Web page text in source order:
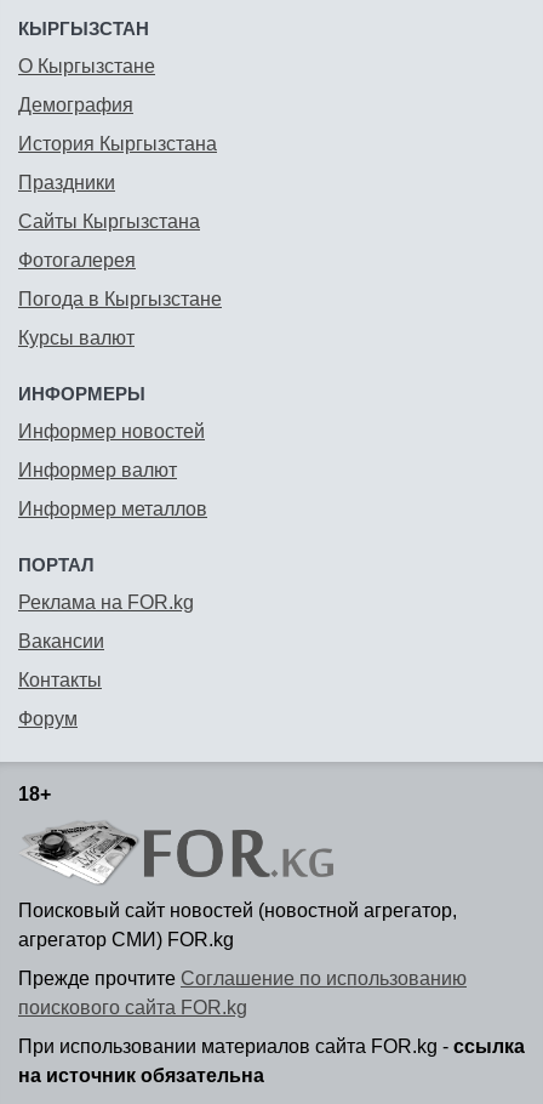
КЫРГЫЗСТАН
О Кыргызстане
Демография
История Кыргызстана
Праздники
Сайты Кыргызстана
Фотогалерея
Погода в Кыргызстане
Курсы валют
ИНФОРМЕРЫ
Информер новостей
Информер валют
Информер металлов
ПОРТАЛ
Реклама на FOR.kg
Вакансии
Контакты
Форум
18+
Поисковый сайт новостей (новостной агрегатор,
агрегатор СМИ) FOR.kg
Прежде прочтите Соглашение по использованию
поискового сайта FOR.kg
При использовании материалов сайта FOR.kg - ссылка
на источник обязательна